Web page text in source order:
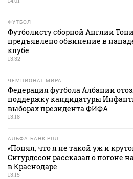
ФУТБОЛ
Футболисту сборной Англии Тони
предъявлено обвинение в
клубе
13:32
ЧЕМПИОНАТ МИРА
Федерация футбола Албании
поддержку кандидатуры
выборах президента ФИФА
13:18
АЛЬФА-БАНК РПЛ
«Понял, что я не такой уж и
Сигурдссон рассказал о погоне
в Краснодаре
13:15